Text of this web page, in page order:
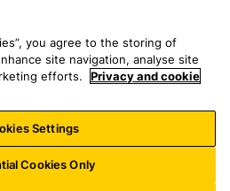
a
r
h
f
o
n
u
you agree to the storing of
site navigation, analyse site
efforts.
Privacy and cookie
Settings
Cookies Only